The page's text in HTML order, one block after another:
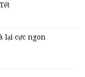
lại cực ngon